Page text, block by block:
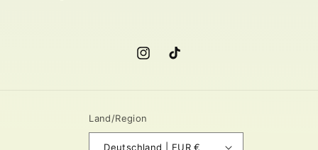
InstagramTikTok
Land/Region
Deutschland | EUR €